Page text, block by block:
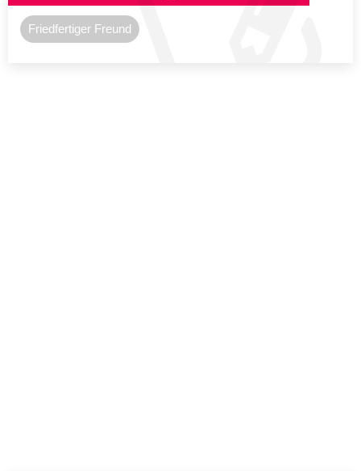
Friedfertiger Freund